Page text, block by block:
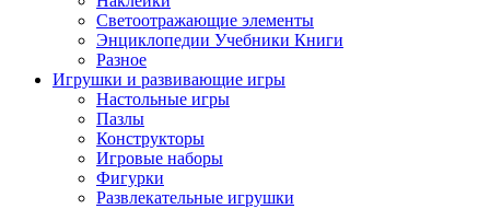
Светоотражающие элементы
Энциклопедии Учебники Книги
Разное
Игрушки и развивающие игры
Настольные игры
Пазлы
Конструкторы
Игровые наборы
Фигурки
Развлекательные игрушки